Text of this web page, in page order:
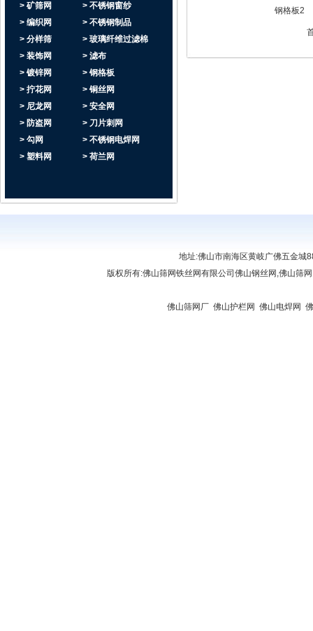
> 矿筛网
> 编织网
> 分样筛
> 装饰网
> 镀锌网
> 拧花网
> 尼龙网
> 防盗网
> 勾网
> 塑料网
> 不锈钢窗纱
> 不锈钢制品
> 玻璃纤维过滤棉
> 滤布
> 钢格板
> 铜丝网
> 安全网
> 刀片刺网
> 不锈钢电焊网
> 荷兰网
钢格板2
地址:佛山市南海区黄岐广佛五金
版权所有:佛山筛网铁丝网有限公司 佛山钢丝网,佛山筛
佛山筛网厂 佛山护栏网 佛山电焊网